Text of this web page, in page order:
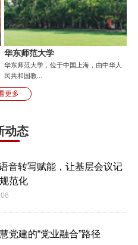
华东师范大学
华东师范大学，位于中国上海，由中华人
民共和国教...
更多
动态
音转写赋能，让基层会议记
范化
党建的“党业融合”路径